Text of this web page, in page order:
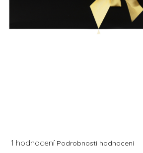
Průměrné
1 hodnocení Podrobnosti hodnocení